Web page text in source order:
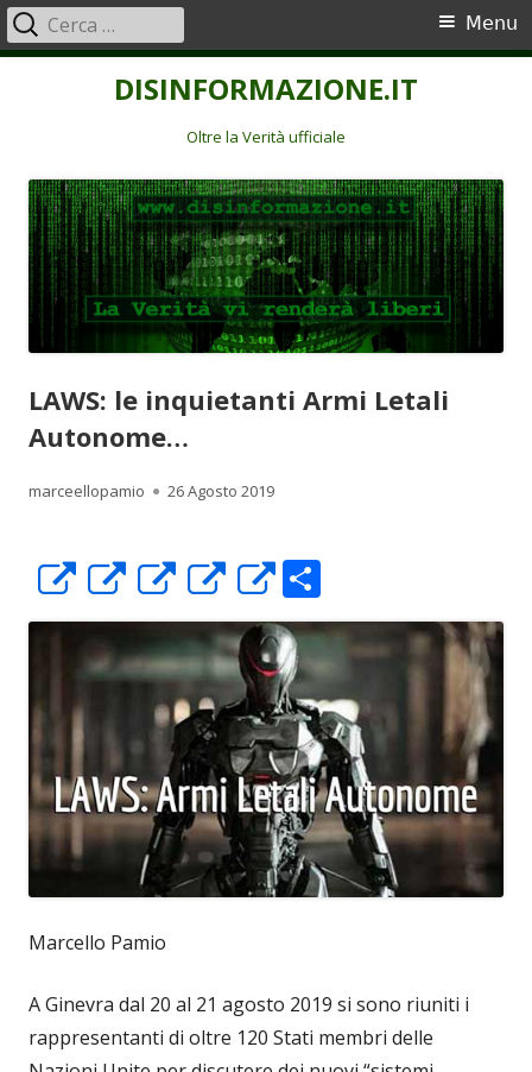
DISINFORMAZIONE.IT
Oltre la Verità ufficiale
Menu
principale
Menu
Ricerca
per:
LAWS: le inquietanti Armi Letali
Autonome…
Autore
marceellopamio Pubblicato
26 Agosto 2019
Apre
in
una
nuova
finestra
Apre
in
una
nuova
finestra
Apre
in
una
nuova
finestra
Apre
in
una
nuova
finestra
Apre
in
una
nuova
finestra
o
n
di
vi
di
Marcello Pamio
A Ginevra dal 20 al 21 agosto 2019 si sono riuniti i
rappresentanti di oltre 120 Stati membri delle